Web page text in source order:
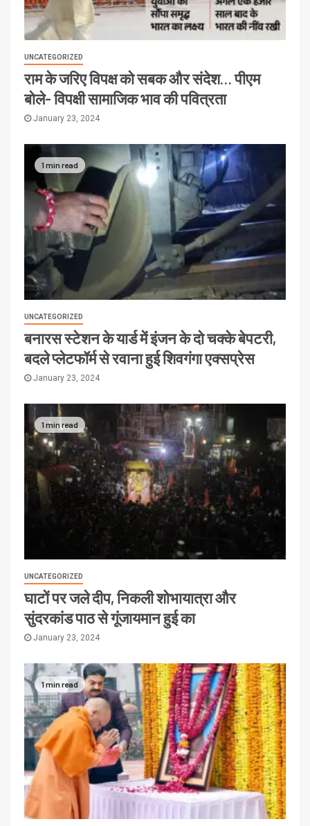
UNCATEGORIZED
राम के जरिए विपक्ष को सबक और संदेश… पीएम
बोले- विपक्षी सामाजिक भाव की पवित्रता
January 23, 2024
1 min read
UNCATEGORIZED
बनारस स्टेशन के यार्ड में इंजन के दो चक्के बेपटरी,
बदले प्लेटफॉर्म से रवाना हुई शिवगंगा एक्सप्रेस
January 23, 2024
1 min read
UNCATEGORIZED
घाटों पर जले दीप, निकली शोभायात्रा और
सुंदरकांड पाठ से गूंजायमान हुई का
January 23, 2024
1 min read